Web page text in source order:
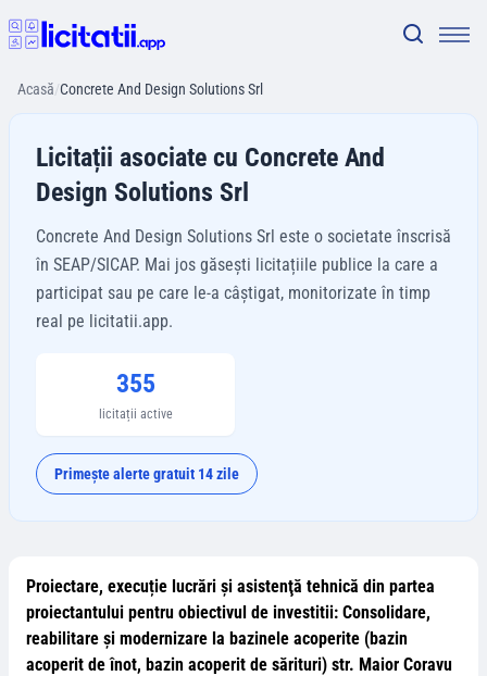
Acasă/Concrete And Design Solutions Srl
Licitații asociate cu Concrete And
Design Solutions Srl
Concrete And Design Solutions Srl este o societate înscrisă
în SEAP/SICAP. Mai jos găsești licitațiile publice la care a
participat sau pe care le-a câștigat, monitorizate în timp
real pe licitatii.app.
355
licitații active
Primește alerte gratuit 14 zile
Proiectare, execuție lucrări și asistenţă tehnică din partea
proiectantului pentru obiectivul de investitii: Consolidare,
reabilitare și modernizare la bazinele acoperite (bazin
acoperit de înot, bazin acoperit de sărituri) str. Maior Coravu